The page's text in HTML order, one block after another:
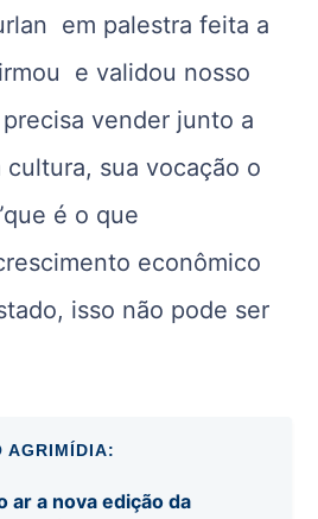
em palestra feita a
e validou nosso
vender junto a
sua vocação o
é o que
econômico
isso não pode ser
AGRIMÍDIA:
ar a nova edição da